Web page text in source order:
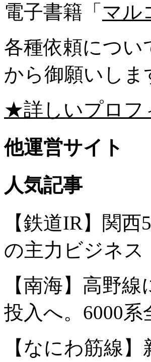
電子書籍「 マル
各種依頼につい
から御願いしま
★詳しいプロフ
他運営サイト
人気記事
【鉄道IR】関
の主力ビジネス
【南海】高野
投入へ。6000
【なにわ筋線